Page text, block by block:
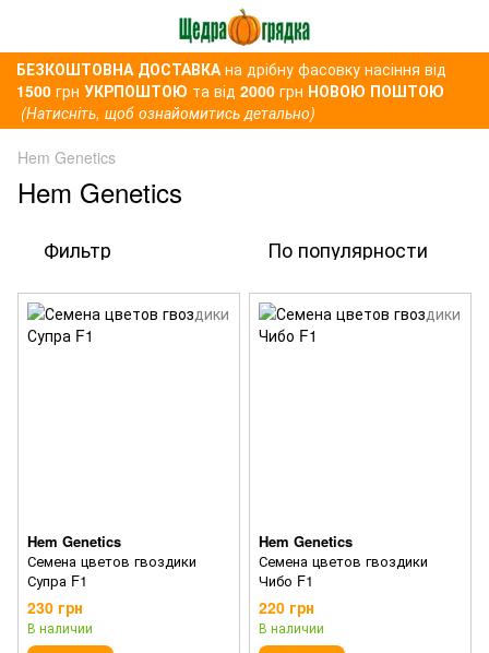
БЕЗКОШТОВНА ДОСТАВКАна дрібну фасовку насіння від
1500 грн УКРПОШТОЮ та від 2000 грн НОВОЮ ПОШТОЮ
(Натисніть, щоб ознайомитись детально)
Hem Genetics
Hem Genetics
Фильтр По популярности
Hem Genetics
Семена цветов гвоздики
Супра F1
230 грн
В наличии
Hem Genetics
Семена цветов гвоздики
Чибо F1
220 грн
В наличии